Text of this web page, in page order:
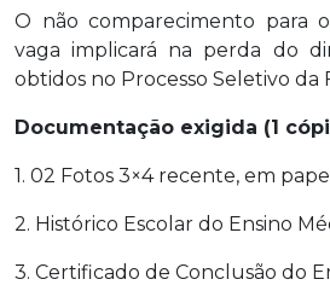
O não comparecimento para
vaga implicará na perda do
obtidos no Processo Seletivo da
Documentação exigida (1
1. 02 Fotos 3×4 recente, em
2. Histórico Escolar do Ensino
3. Certificado de Conclusão do